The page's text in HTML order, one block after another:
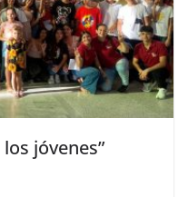
jóvenes”